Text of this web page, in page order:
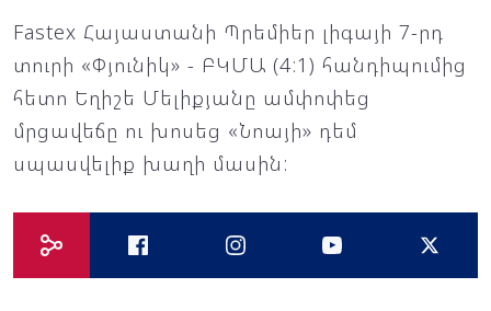
Fastex Հայաստանի Պրեմիեր լիգայի 7-րդ
տուրի «Փյունիկ» - ԲԿՄԱ (4:1) հանդիպումից
հետո Եղիշե Մելիքյանը ամփոփեց
մրցավեճը ու խոսեց «Նոայի» դեմ
սպասվելիք խաղի մասին: